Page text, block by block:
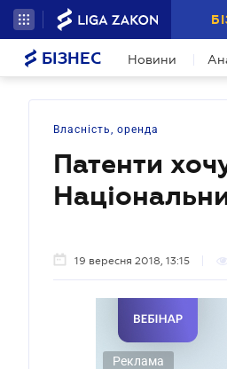
БІЗНЕС Новини
Власність, оренда
Патенти
19 вересня 2018, 13:15
Реклама